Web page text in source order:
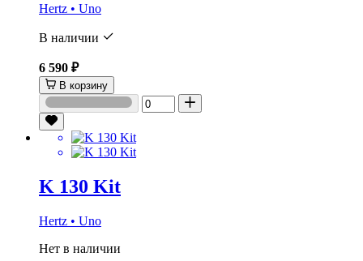
Hertz • Uno
В наличии
6 590 ₽
В корзину
K 130 Kit
Hertz • Uno
Нет в наличии